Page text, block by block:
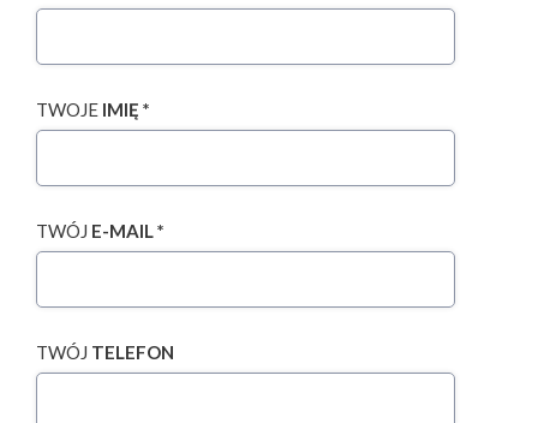
TWOJE IMIĘ *
TWÓJ E-MAIL *
TWÓJ TELEFON